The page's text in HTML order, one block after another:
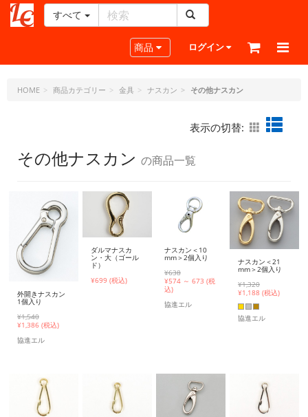
ー
ラ
ッ
ト・
すべて
Toggle navigation
商品 ログイン
HOME 商品カテゴリー 金具 ナスカン その他ナスカン
表示の切替:
その他ナスカン の商品一覧
外開きナスカン
1個入り
¥1,540
¥1,386 (税込)
協進エル
ダルマナスカ
ン・大（ゴール
ド）
¥699 (税込)
ナスカン＜10
mm＞2個入り
¥638
¥574 ～ 673 (税
込)
協進エル
ナスカン＜21
mm＞2個入り
¥1,320
¥1,188 (税込)
協進エル